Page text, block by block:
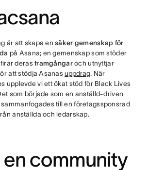
är att skapa ensäker gemenskap för
på Asana; en gemenskap som stöder
firar derasframgångaroch utnyttjar
att stödja Asanasuppdrag. När
upplevde vi ett ökat stöd för Black Lives
som började som en anställd-driven
till en företagssponsrad
anställda och ledarskap.
en community